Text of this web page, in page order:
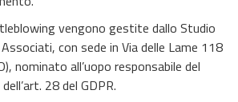
vengono gestite dallo Studio
con sede in Via delle Lame 118
nominato all’uopo responsabile del
28 del GDPR.